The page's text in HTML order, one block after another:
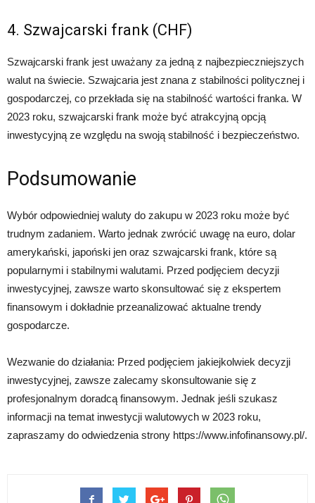
4. Szwajcarski frank (CHF)
Szwajcarski frank jest uważany za jedną z najbezpieczniejszych
walut na świecie. Szwajcaria jest znana z stabilności politycznej i
gospodarczej, co przekłada się na stabilność wartości franka. W
2023 roku, szwajcarski frank może być atrakcyjną opcją
inwestycyjną ze względu na swoją stabilność i bezpieczeństwo.
Podsumowanie
Wybór odpowiedniej waluty do zakupu w 2023 roku może być
trudnym zadaniem. Warto jednak zwrócić uwagę na euro, dolar
amerykański, japoński jen oraz szwajcarski frank, które są
popularnymi i stabilnymi walutami. Przed podjęciem decyzji
inwestycyjnej, zawsze warto skonsultować się z ekspertem
finansowym i dokładnie przeanalizować aktualne trendy
gospodarcze.
Wezwanie do działania: Przed podjęciem jakiejkolwiek decyzji
inwestycyjnej, zawsze zalecamy skonsultowanie się z
profesjonalnym doradcą finansowym. Jednak jeśli szukasz
informacji na temat inwestycji walutowych w 2023 roku,
zapraszamy do odwiedzenia strony https://www.infofinansowy.pl/.